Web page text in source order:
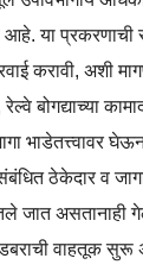
आहे. या
करावी, अशी
बोगद्याच्या
भाडेतत्त्वावर
ठेकेदार व
जात असतानाही
डबराची वाहतूक